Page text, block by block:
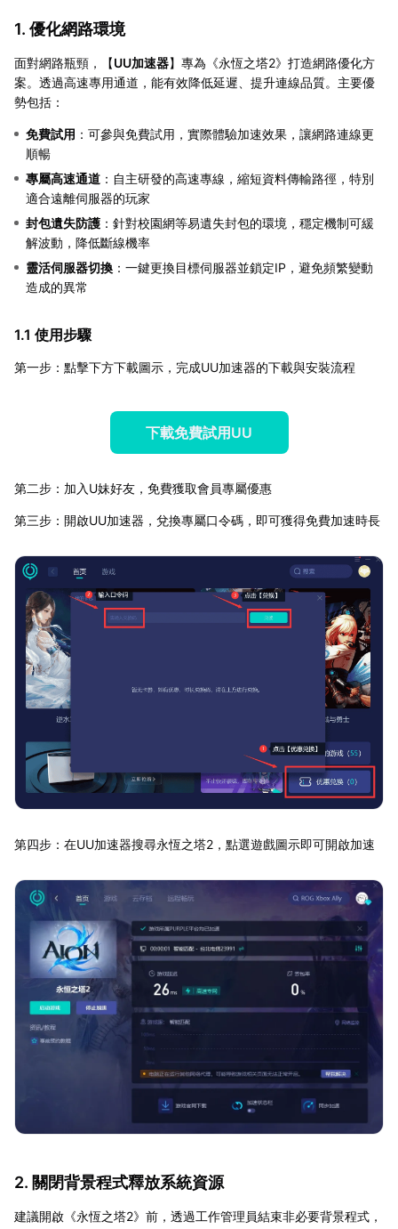
1. 優化網路環境
面對網路瓶頸，【UU加速器】專為《永恆之塔2》打造網路優化方
案。透過高速專用通道，能有效降低延遲、提升連線品質。主要優
勢包括：
免費試用 ：可參與免費試用，實際體驗加速效果，讓網路連線更
順暢
專屬高速通道 ：自主研發的高速專線，縮短資料傳輸路徑，特別
適合遠離伺服器的玩家
封包遺失防護 ：針對校園網等易遺失封包的環境，穩定機制可緩
解波動，降低斷線機率
靈活伺服器切換 ：一鍵更換目標伺服器並鎖定IP，避免頻繁變動
造成的異常
1.1 使用步驟
第一步：點擊下方下載圖示，完成UU加速器的下載與安裝流程
下載免費試用UU
第二步：加入U妹好友，免費獲取會員專屬優惠
第三步：開啟UU加速器，兌換專屬口令碼，即可獲得免費加速時長
第四步：在UU加速器搜尋永恆之塔2，點選遊戲圖示即可開啟加速
2. 關閉背景程式釋放系統資源
建議開啟《永恆之塔2》前，透過工作管理員結束非必要背景程式，